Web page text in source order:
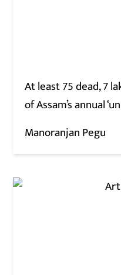
At least 75 dead, 7
of Assam’s annual
Manoranjan Pegu